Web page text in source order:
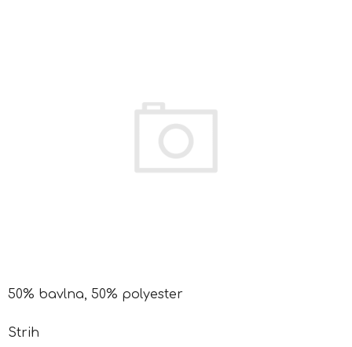
50% bavlna, 50% polyester
Strih